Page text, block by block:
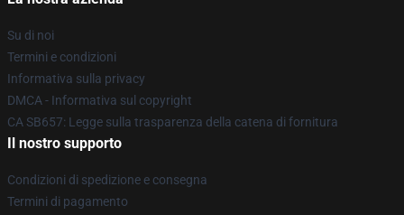
Su di noi
Termini e condizioni
Informativa sulla privacy
DMCA - Informativa sul copyright
CA SB657: Legge sulla trasparenza della catena di fornitura
Il nostro supporto
Condizioni di spedizione e consegna
Termini di pagamento